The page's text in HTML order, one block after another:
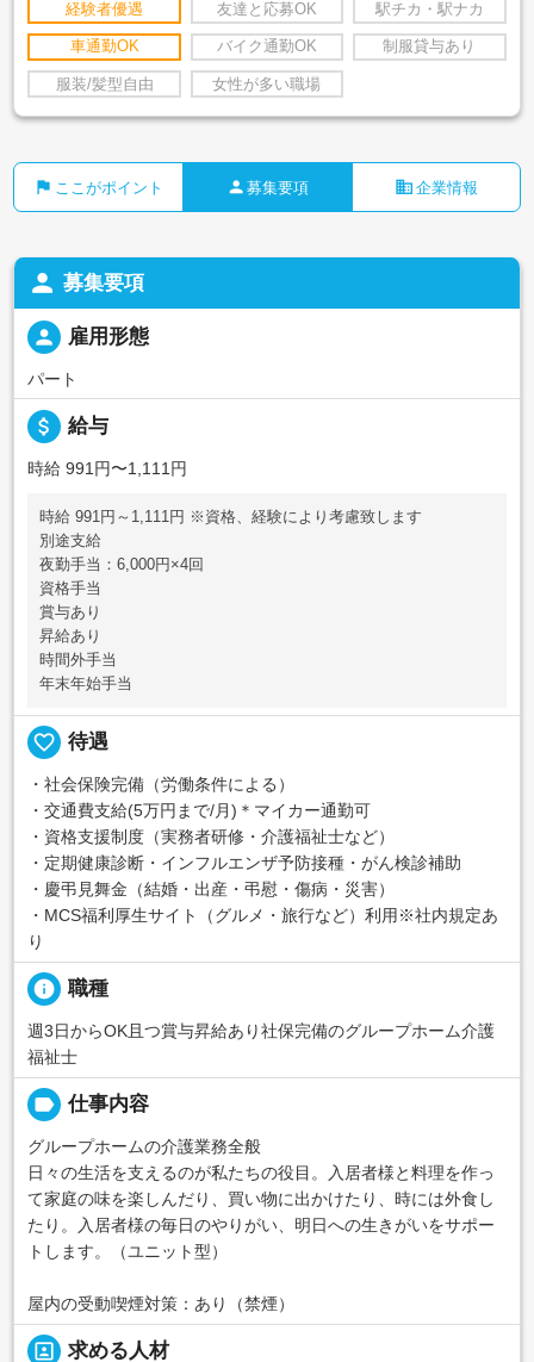
経験者優遇 友達と応募OK 駅チカ・駅ナカ
車通勤OK バイク通勤OK 制服貸与あり
服装/髪型自由 女性が多い職場
flag ここがポイント person 募集要項 business 企業情報
person 募集要項
person 雇用形態
パート
attach_money 給与
時給 991円〜1,111円
時給 991円～1,111円 ※資格、経験により考慮致します
別途支給
夜勤手当：6,000円×4回
資格手当
賞与あり
昇給あり
時間外手当
年末年始手当
favorite_border 待遇
・社会保険完備（労働条件による）
・交通費支給(5万円まで/月)＊マイカー通勤可
・資格支援制度（実務者研修・介護福祉士など）
・定期健康診断・インフルエンザ予防接種・がん検診補助
・慶弔見舞金（結婚・出産・弔慰・傷病・災害）
・MCS福利厚生サイト（グルメ・旅行など）利用※社内規定あ
り
info 職種
週3日からOK且つ賞与昇給あり社保完備のグループホーム介護
福祉士
label 仕事内容
グループホームの介護業務全般
日々の生活を支えるのが私たちの役目。入居者様と料理を作っ
て家庭の味を楽しんだり、買い物に出かけたり、時には外食し
たり。入居者様の毎日のやりがい、明日への生きがいをサポー
トします。（ユニット型）
屋内の受動喫煙対策：あり（禁煙）
portrait 求める人材